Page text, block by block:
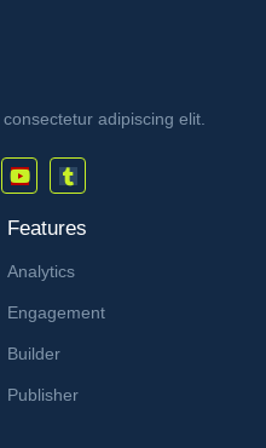
adipiscing elit.
Features
Analytics
Engagement
Builder
Publisher